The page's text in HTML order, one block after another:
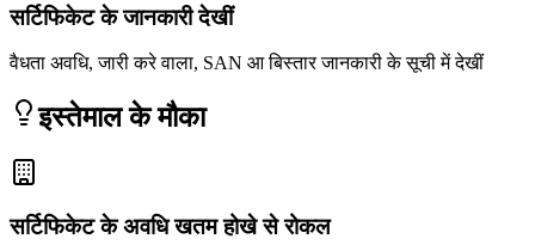
सर्टिफिकेट के जानकारी देखीं
वैधता अवधि, जारी करे वाला, SAN आ बिस्तार जानकारी के सूची में देखीं
इस्तेमाल के मौका
सर्टिफिकेट के अवधि खतम होखे से रोकल